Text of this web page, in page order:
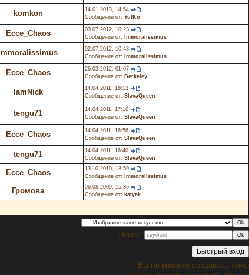
komkon
14.01.2013, 14:54
Сообщение от: YulKo
Ecce_Chaos
03.07.2012, 10:23
Сообщение от:
Immoralissimus
Immoralissimus
02.07.2012, 10:43
Сообщение от:
Immoralissimus
Ecce_Chaos
26.03.2012, 01:07
Сообщение от: Berkeley
IamNick
14.04.2011, 18:13
Сообщение от: SlavaQueen
tengu71
14.04.2011, 17:10
Сообщение от: SlavaQueen
Ecce_Chaos
14.04.2011, 16:56
Сообщение от: SlavaQueen
tengu71
14.04.2011, 16:40
Сообщение от: SlavaQueen
Ecce_Chaos
13.10.2010, 13:59
Сообщение от:
Immoralissimus
Громова
06.08.2009, 15:36
Сообщение от: katyak
Поиск:
Вы не можете создавать темы